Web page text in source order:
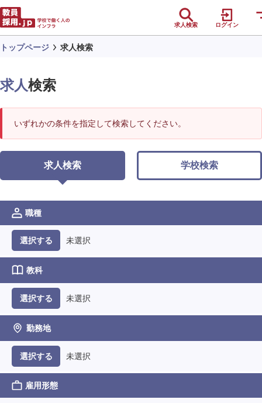
求人検索 ログイン
トップページ 求人検索
求人検索
いずれかの条件を指定して検索してください。
求人検索 学校検索
職種
選択する 未選択
教科
選択する 未選択
勤務地
選択する 未選択
雇用形態